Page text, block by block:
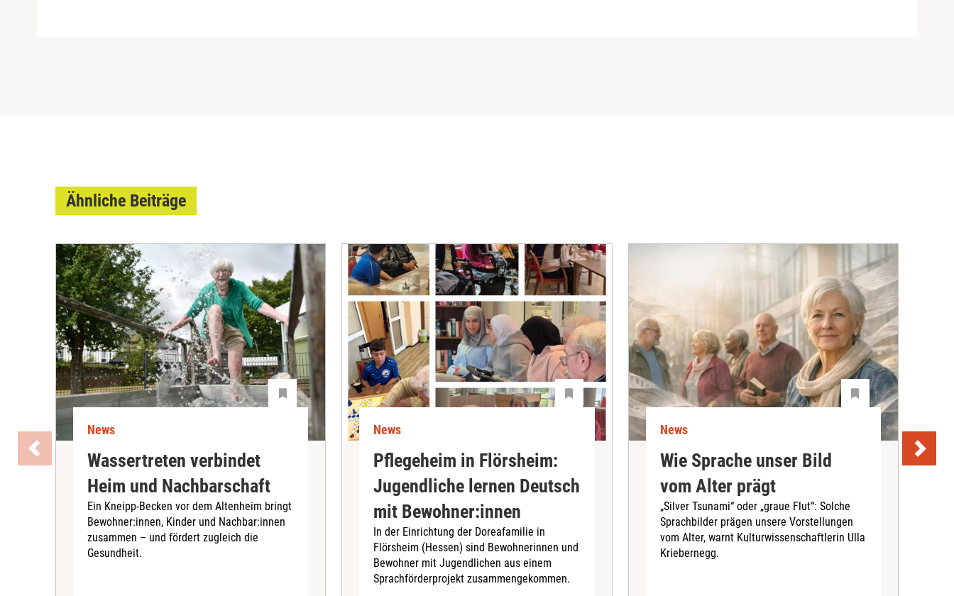
Ähnliche Beiträge
News
Wassertreten verbindet
Heim und Nachbarschaft
Ein Kneipp-Becken vor dem Altenheim bringt
Bewohner:innen, Kinder und Nachbar:innen
zusammen – und fördert zugleich die
Gesundheit.
News
Pflegeheim in Flörsheim:
Jugendliche lernen Deutsch
mit Bewohner:innen
In der Einrichtung der Doreafamilie in
Flörsheim (Hessen) sind Bewohnerinnen und
Bewohner mit Jugendlichen aus einem
Sprachförderprojekt zusammengekommen.
News
Wie Sprache unser Bild
vom Alter prägt
„Silver Tsunami“ oder „graue Flut“: Solche
Sprachbilder prägen unsere Vorstellungen
vom Alter, warnt Kulturwissenschaftlerin Ulla
Kriebernegg.